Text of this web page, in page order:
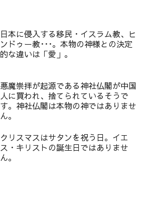
日本に侵入する移民・イスラム教、ヒ
ンドゥー教･･･。本物の神様との決定
的な違いは「愛」。
悪魔崇拝が起源である神社仏閣が中国
人に買われ、捨てられているそうで
す。神社仏閣は本物の神ではありませ
ん。
クリスマスはサタンを祝う日。イエ
ス・キリストの誕生日ではありませ
ん。